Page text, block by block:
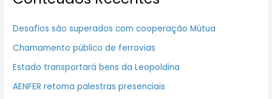
Desafios são superados com cooperação Mútua
Chamamento público de ferrovias
Estado transportará bens da Leopoldina
AENFER retoma palestras presenciais